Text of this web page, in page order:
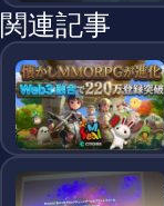
関連記事